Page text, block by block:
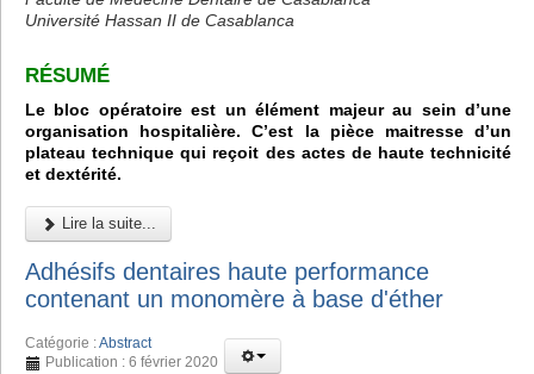
Université Hassan II de Casablanca
RÉSUMÉ
Le bloc opératoire est un élément majeur au sein d’une
organisation hospitalière. C’est la pièce maitresse d’un
plateau technique qui reçoit des actes de haute technicité
et dextérité.
Lire la suite...
Adhésifs dentaires haute performance
contenant un monomère à base d'éther
Catégorie :Abstract
Publication : 6 février 2020